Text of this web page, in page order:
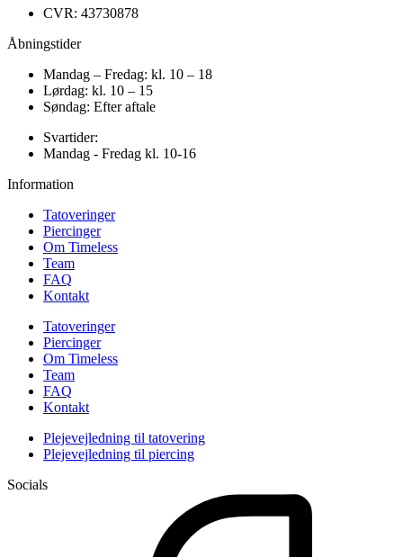
CVR: 43730878
Åbningstider
Mandag – Fredag: kl. 10 – 18
Lørdag: kl. 10 – 15
Søndag: Efter aftale
Svartider:
Mandag - Fredag kl. 10-16
Information
Tatoveringer
Piercinger
Om Timeless
Team
FAQ
Kontakt
Tatoveringer
Piercinger
Om Timeless
Team
FAQ
Kontakt
Plejevejledning til tatovering
Plejevejledning til piercing
Socials